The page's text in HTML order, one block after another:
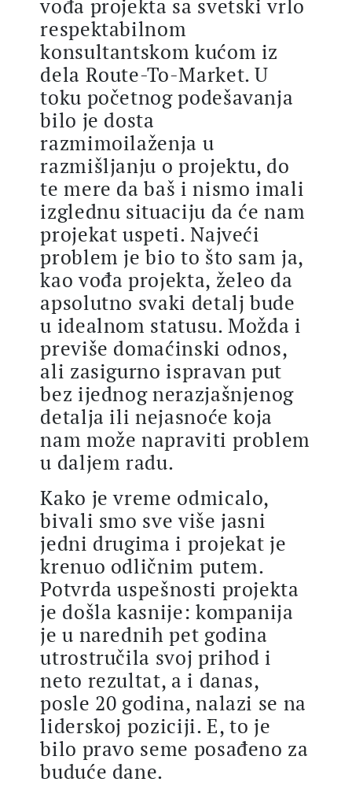
vođa projekta sa svetski vrlo
respektabilnom
konsultantskom kućom iz
dela Route-To-Market. U
toku početnog podešavanja
bilo je dosta
razmimoilaženja u
razmišljanju o projektu, do
te mere da baš i nismo imali
izglednu situaciju da će nam
projekat uspeti. Najveći
problem je bio to što sam ja,
kao vođa projekta, želeo da
apsolutno svaki detalj bude
u idealnom statusu. Možda i
previše domaćinski odnos,
ali zasigurno ispravan put
bez ijednog nerazjašnjenog
detalja ili nejasnoće koja
nam može napraviti problem
u daljem radu.
Kako je vreme odmicalo,
bivali smo sve više jasni
jedni drugima i projekat je
krenuo odličnim putem.
Potvrda uspešnosti projekta
je došla kasnije: kompanija
je u narednih pet godina
utrostručila svoj prihod i
neto rezultat, a i danas,
posle 20 godina, nalazi se na
liderskoj poziciji. E, to je
bilo pravo seme posađeno za
buduće dane.